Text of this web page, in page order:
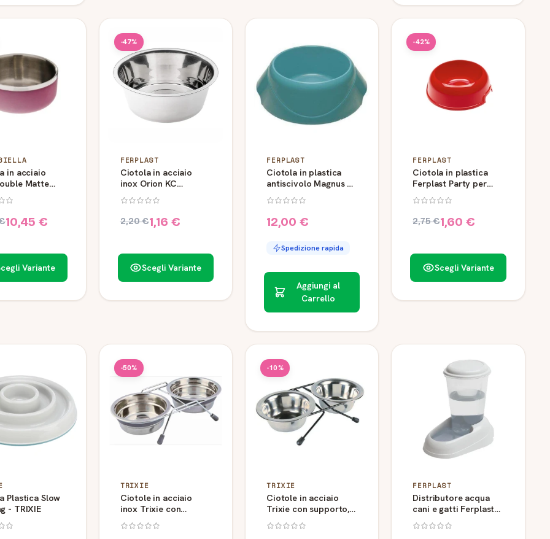
in acciaio
Matte
10,45 €
Variante
-47%
FERPLAST
Ciotola in acciaio
inox Orion KC
2,20 €1,16 €
Scegli Variante
FERPLAST
Ciotola in plastica
antiscivolo Magnus 3
12,00 €
Spedizione rapida
Aggiungi al
Carrello
-42%
FERPLAST
Ciotola in plastica
Ferplast Party per
2,75 €1,60 €
Scegli Variante
Plastica Slow
- TRIXIE
-50%
TRIXIE
Ciotole in acciaio
inox Trixie con
supporto antirumore
-10%
TRIXIE
Ciotole in acciaio
Trixie con supporto, 2
x 0,45 L
FERPLAST
Distributore acqua
cani e gatti Ferplast
Nadir 3 litri